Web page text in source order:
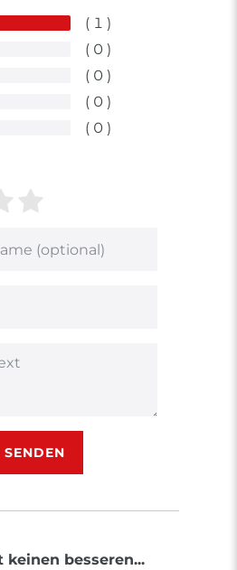
1
0
0
0
0
von
4
von
SENDEN
besseren...